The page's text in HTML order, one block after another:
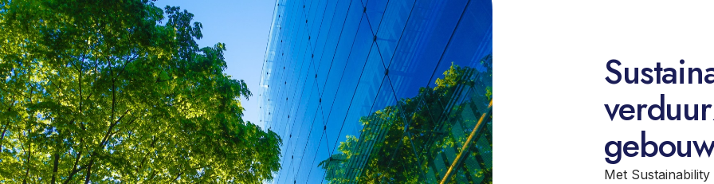
Asset Monitoring
Operation Support
Empowering SPIE
Support
Cultuur
Industrie
Overheid
Met